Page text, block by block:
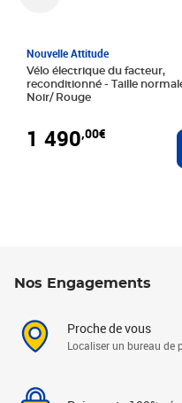
Nouvelle Attitude
Vélo électrique du facteur,
reconditionné - Taille normale -
Noir/ Rouge
1 490,00€
Nos Engagements
Proche de vous
Localiser un bureau de